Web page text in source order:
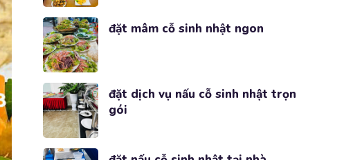
đặt mâm cỗ sinh nhật ngon
đặt dịch vụ nấu cỗ sinh nhật trọn
gói